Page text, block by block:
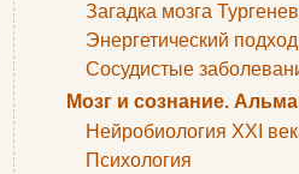
Загадка мозга
Энергетический
Сосудистые
Мозг и сознание.
Нейробиология XXI
Психология